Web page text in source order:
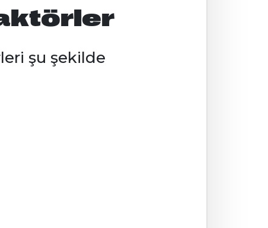
şu şekilde